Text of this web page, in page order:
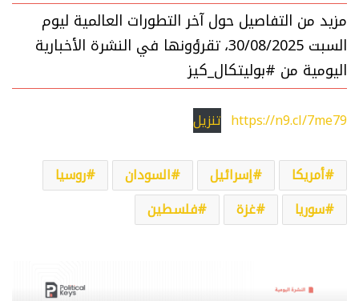
مزيد من التفاصيل حول آخر التطورات العالمية ليوم
السبت 30/08/2025، تقرؤونها في النشرة الأخبارية
اليومية من #بوليتكال_كيز
https://n9.cl/7me79 تنزيل
أمريكا إسرائيل السودان
روسيا
سوريا
غزة فلسطين